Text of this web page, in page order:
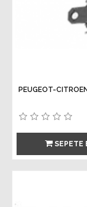
PEUGEOT-
SEPETE